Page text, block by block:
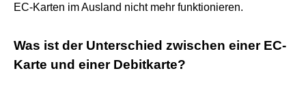
EC-Karten im Ausland nicht mehr funktionieren.
Was ist der Unterschied zwischen einer EC-
Karte und einer Debitkarte?